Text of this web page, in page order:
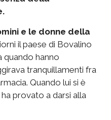
e le donne della
il paese di Bovalino
quando hanno
tranquillamenti fra
Quando lui si è
provato a darsi alla